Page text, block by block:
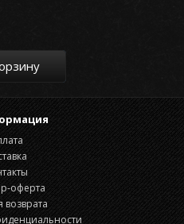
оферта
возврата